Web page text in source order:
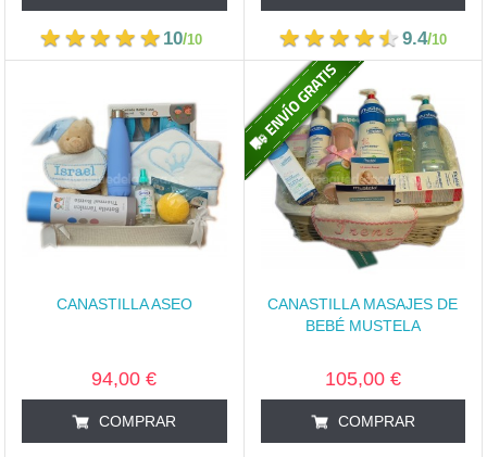
10/10 9.4/10
CANASTILLA ASEO
94,00 €
COMPRAR
CANASTILLA MASAJES DE
BEBÉ MUSTELA
105,00 €
COMPRAR